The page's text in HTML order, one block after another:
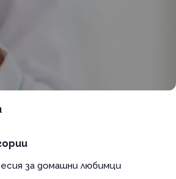
за домашни любимци